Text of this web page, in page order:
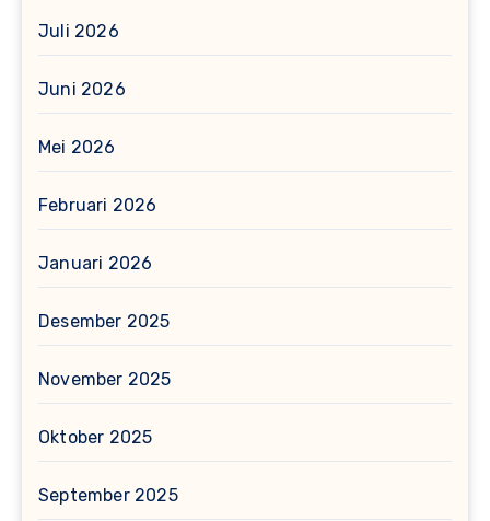
Juli 2026
Juni 2026
Mei 2026
Februari 2026
Januari 2026
Desember 2025
November 2025
Oktober 2025
September 2025